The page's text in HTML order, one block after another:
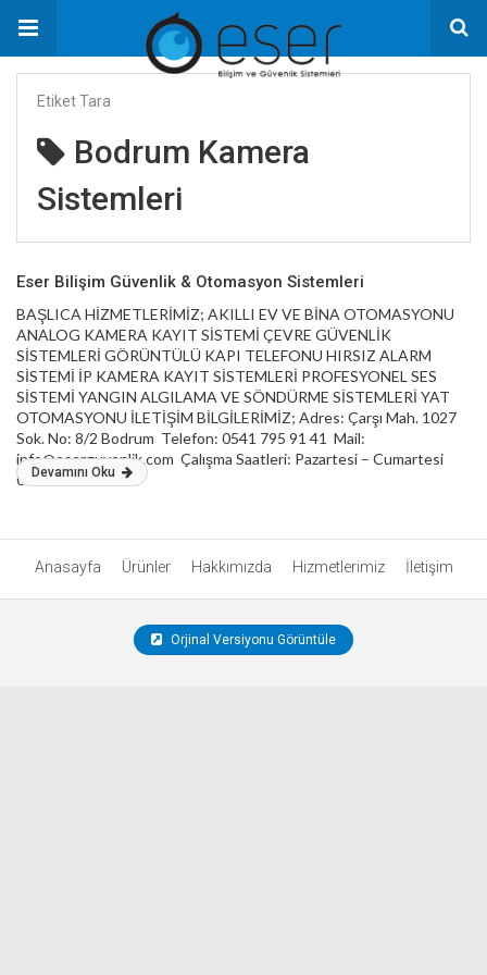
Etiket Tara
Bodrum Kamera
Sistemleri
Eser Bilişim Güvenlik & Otomasyon Sistemleri
BAŞLICA HİZMETLERİMİZ; AKILLI EV VE BİNA OTOMASYONU
ANALOG KAMERA KAYIT SİSTEMİ ÇEVRE GÜVENLİK
SİSTEMLERİ GÖRÜNTÜLÜ KAPI TELEFONU HIRSIZ ALARM
SİSTEMİ İP KAMERA KAYIT SİSTEMLERİ PROFESYONEL SES
SİSTEMİ YANGIN ALGILAMA VE SÖNDÜRME SİSTEMLERİ YAT
OTOMASYONU İLETİŞİM BİLGİLERİMİZ; Adres: Çarşı Mah. 1027
Sok. No: 8/2 Bodrum Telefon: 0541 795 91 41 Mail:
info@eserguvenlik.com Çalışma Saatleri: Pazartesi – Cumartesi
09:00 – 18:00
Devamını Oku
Anasayfa Ürünler Hakkımızda Hizmetlerimiz İletişim
Orjinal Versiyonu Görüntüle